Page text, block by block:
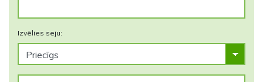
Izvēlies seju: